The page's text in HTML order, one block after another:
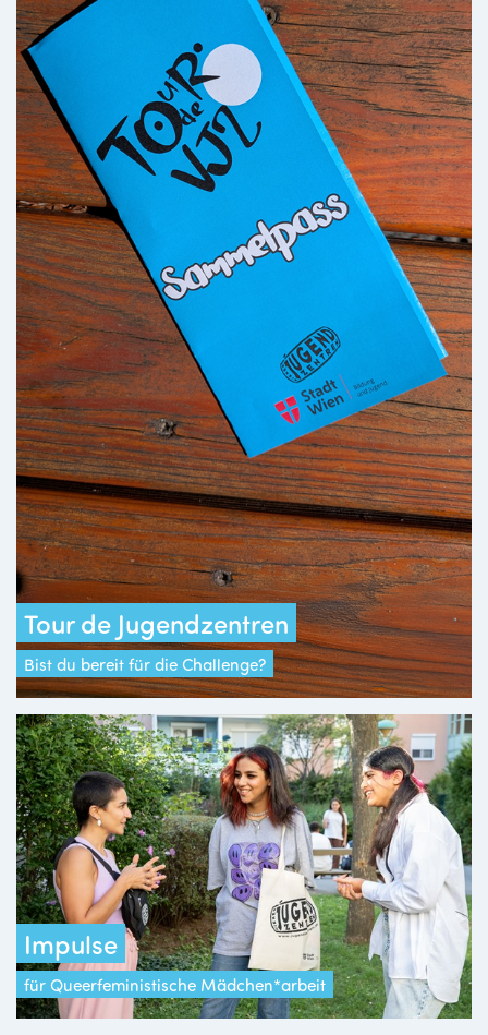
Tour de Jugendzentren
Bist du bereit für die Challenge?
Impulse
für Queerfeministische Mädchen*arbeit